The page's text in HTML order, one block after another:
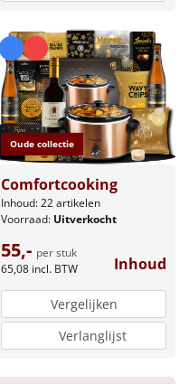
Oude collectie
Comfortcooking
Inhoud: 22 artikelen
Voorraad: Uitverkocht
55,- per stuk
65,08 incl. BTW Inhoud
Vergelijken
Verlanglijst